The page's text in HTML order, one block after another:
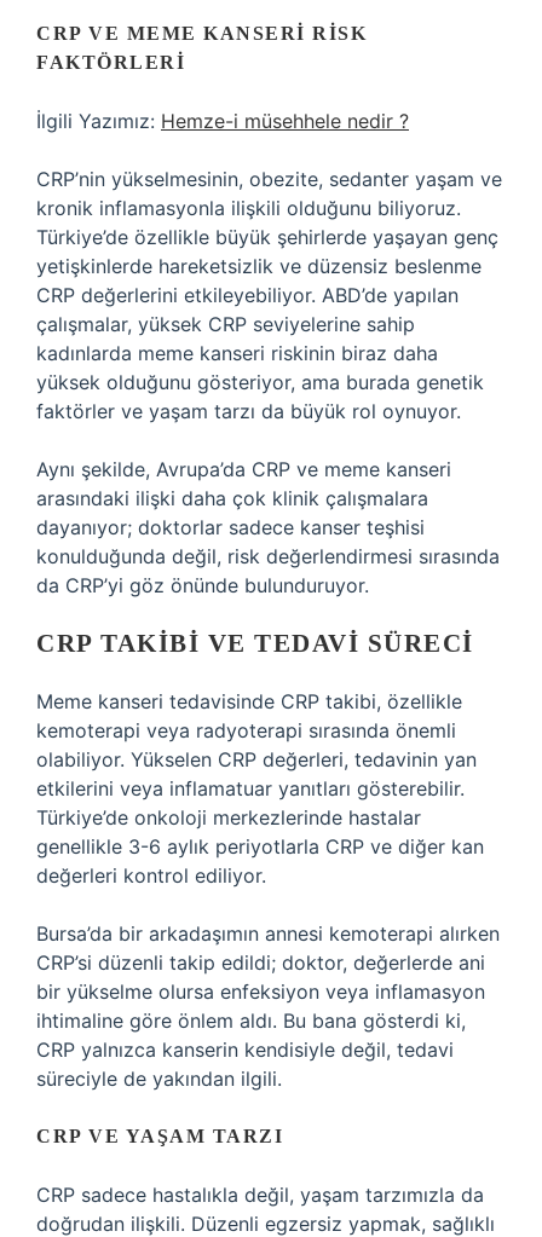
CRP VE MEME KANSERI RISK
FAKTÖRLERI
İlgili Yazımız: Hemze-i müsehhele nedir ?
CRP’nin yükselmesinin, obezite, sedanter yaşam ve
kronik inflamasyonla ilişkili olduğunu biliyoruz.
Türkiye’de özellikle büyük şehirlerde yaşayan genç
yetişkinlerde hareketsizlik ve düzensiz beslenme
CRP değerlerini etkileyebiliyor. ABD’de yapılan
çalışmalar, yüksek CRP seviyelerine sahip
kadınlarda meme kanseri riskinin biraz daha
yüksek olduğunu gösteriyor, ama burada genetik
faktörler ve yaşam tarzı da büyük rol oynuyor.
Aynı şekilde, Avrupa’da CRP ve meme kanseri
arasındaki ilişki daha çok klinik çalışmalara
dayanıyor; doktorlar sadece kanser teşhisi
konulduğunda değil, risk değerlendirmesi sırasında
da CRP’yi göz önünde bulunduruyor.
CRP TAKIBI VE TEDAVI SÜRECI
Meme kanseri tedavisinde CRP takibi, özellikle
kemoterapi veya radyoterapi sırasında önemli
olabiliyor. Yükselen CRP değerleri, tedavinin yan
etkilerini veya inflamatuar yanıtları gösterebilir.
Türkiye’de onkoloji merkezlerinde hastalar
genellikle 3-6 aylık periyotlarla CRP ve diğer kan
değerleri kontrol ediliyor.
Bursa’da bir arkadaşımın annesi kemoterapi alırken
CRP’si düzenli takip edildi; doktor, değerlerde ani
bir yükselme olursa enfeksiyon veya inflamasyon
ihtimaline göre önlem aldı. Bu bana gösterdi ki,
CRP yalnızca kanserin kendisiyle değil, tedavi
süreciyle de yakından ilgili.
CRP VE YAŞAM TARZI
CRP sadece hastalıkla değil, yaşam tarzımızla da
doğrudan ilişkili. Düzenli egzersiz yapmak, sağlıklı